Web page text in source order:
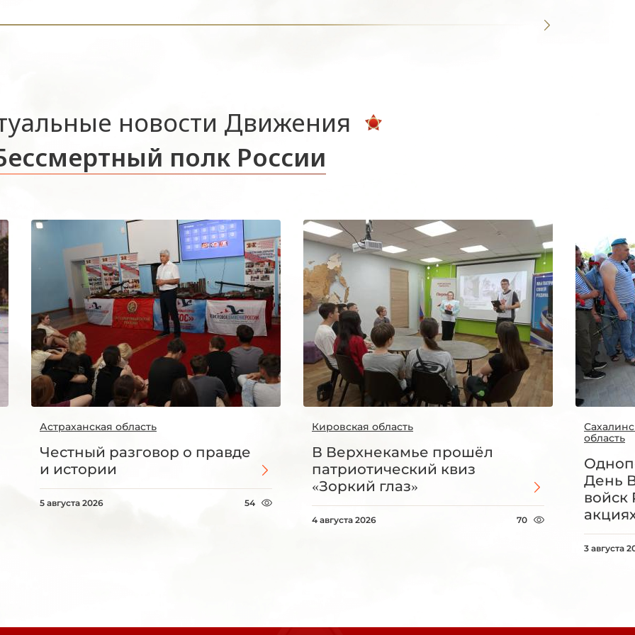
новости Движения
полк России
Астраханская область
Честный разговор о правде
и истории
5 августа 2026 54
Кировская область
В Верхнекамье прошёл
патриотический квиз
«Зоркий глаз»
4 августа 2026 70
область
День
войск
3 августа